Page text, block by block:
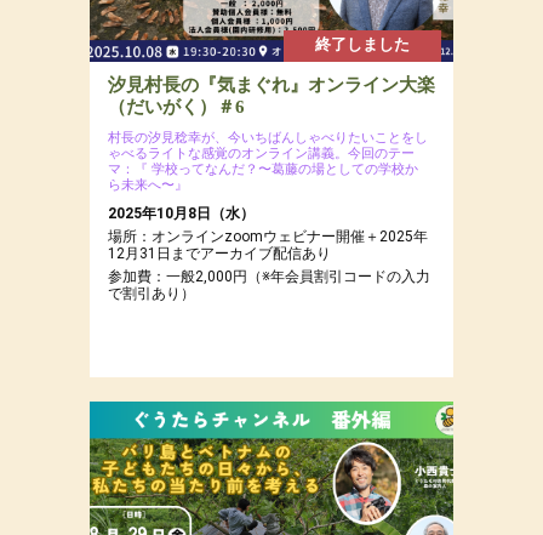
終了しました
汐見村長の『気まぐれ』オンライン大楽
（だいがく）＃6
村長の汐見稔幸が、今いちばんしゃべりたいことをし
ゃべるライトな感覚のオンライン講義。今回のテー
マ：『 学校ってなんだ？〜葛藤の場としての学校か
ら未来へ〜』
2025年10月8日（水）
場所：オンラインzoomウェビナー開催＋2025年
12月31日までアーカイブ配信あり
参加費：一般2,000円（※年会員割引コードの入力
で割引あり）